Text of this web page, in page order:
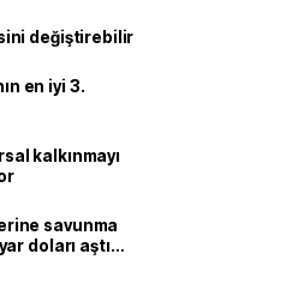
değiştirebilir
en iyi 3.
kalkınmayı
savunma
doları aştı